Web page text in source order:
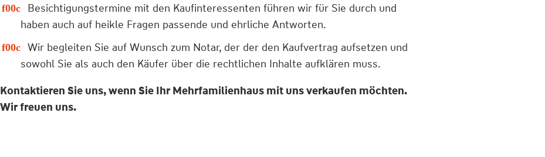
Besichtigungstermine mit den Kaufinteressenten führen wir für Sie durch und
haben auch auf heikle Fragen passende und ehrliche Antworten.
Wir begleiten Sie auf Wunsch zum Notar, der der den Kaufvertrag aufsetzen und
sowohl Sie als auch den Käufer über die rechtlichen Inhalte aufklären muss.
Kontaktieren Sie uns, wenn Sie Ihr Mehrfamilienhaus mit uns verkaufen möchten.
Wir freuen uns.